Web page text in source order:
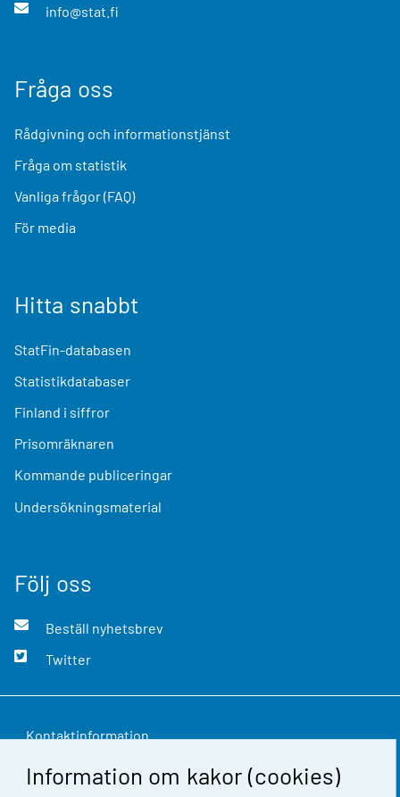
Information om kakor (cookies)
info@stat.fi
Fråga oss
Rådgivning och informationstjänst
Fråga om statistik
Vanliga frågor (FAQ)
För media
Hitta snabbt
StatFin-databasen
Statistikdatabaser
Finland i siffror
Prisomräknaren
Kommande publiceringar
Undersökningsmaterial
Följ oss
Beställ nyhetsbrev
Twitter
Kontaktinformation
Respons